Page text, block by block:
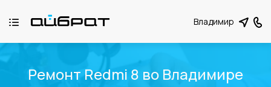
Владимир
Ремонт Redmi 8 во Владимире